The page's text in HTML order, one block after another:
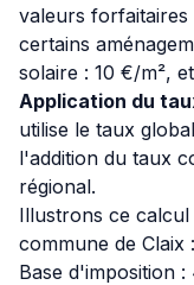
valeurs
certains
solaire : 10 €/m²,
Application du
utilise le taux
l'addition du taux
régional.
Illustrons ce
commune de Claix :
Base d'imposition